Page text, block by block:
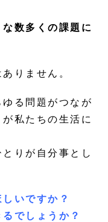
数多くの課題に
りません。
る問題がつなが
私たちの生活に
りが自分事とし
いですか？
でしょうか？